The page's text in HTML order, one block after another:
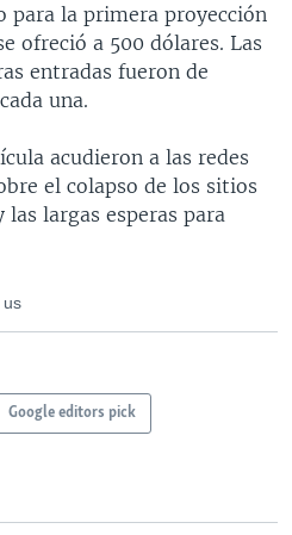
para la primera proyección
ofreció a 500 dólares. Las
entradas fueron de
una.
acudieron a las redes
el colapso de los sitios
largas esperas para
us
Google editors pick